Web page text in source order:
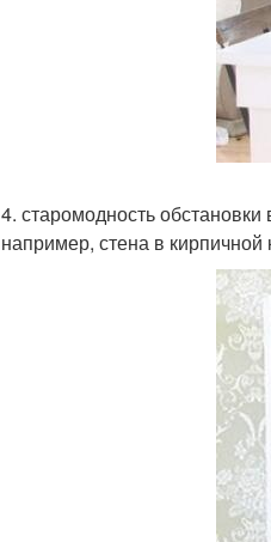
4. старомодность
например, стена в кирпичной